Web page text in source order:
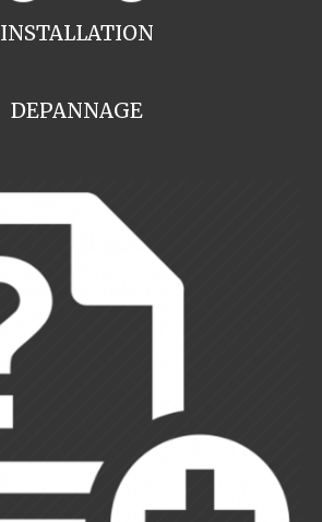
INSTALLATION
DEPANNAGE